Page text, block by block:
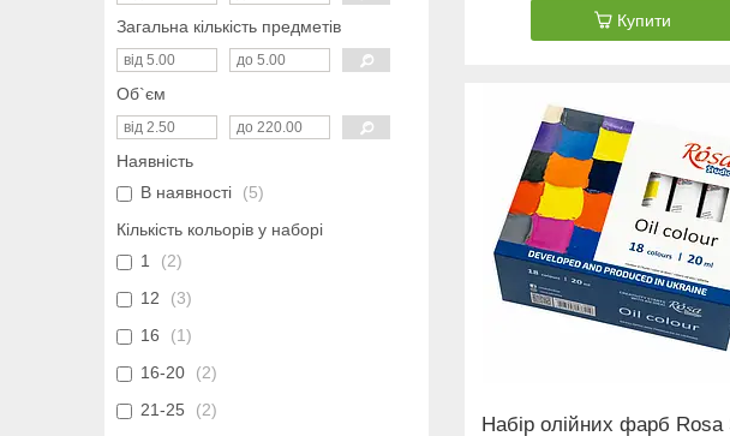
Купити
Набір олійних фарб Rosa
Загальна кількість предметів
Об`єм
Наявність
В наявності
5
Кількість кольорів у наборі
1
2
12
3
16
1
16-20
2
21-25
2